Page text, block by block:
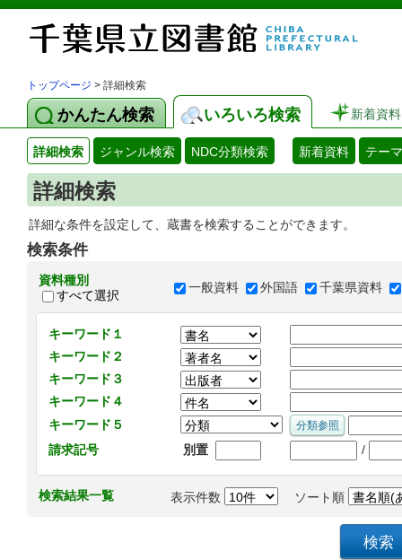
トップページ > 詳細検索
かんたん検索 いろいろ検索 新着資料
詳細検索 ジャンル検索 NDC分類検索 新着資料 テー
詳細検索
詳細な条件を設定して、蔵書を検索することができます。
検索条件
資料種別
すべて選択
一般資料 外国語 千葉県資料
キーワード１
キーワード２
キーワード３
キーワード４
キーワード５
請求記号
別置 /
検索結果一覧 表示件数 ソート順